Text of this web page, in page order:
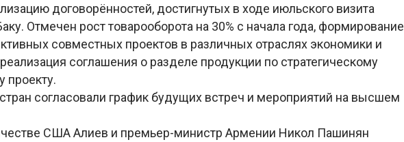
договорённостей, достигнутых в ходе июльского визита
Отмечен рост товарооборота на 30% с начала года, формирование
совместных проектов в различных отраслях экономики и
соглашения о разделе продукции по стратегическому
проекту.
согласовали график будущих встреч и мероприятий на высшем
США Алиев и премьер-министр Армении Никол Пашинян